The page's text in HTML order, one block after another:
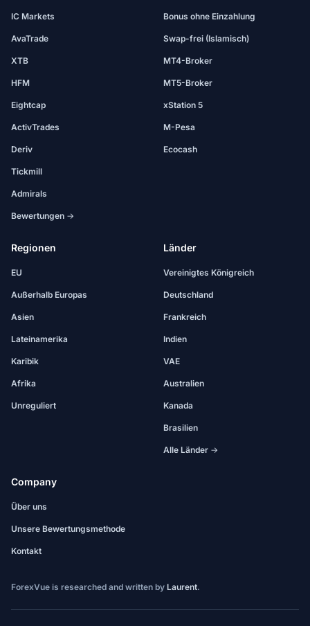
IC Markets
AvaTrade
XTB
HFM
Eightcap
ActivTrades
Deriv
Tickmill
Admirals
Bewertungen →
Bonus ohne Einzahlung
Swap-frei (Islamisch)
MT4-Broker
MT5-Broker
xStation 5
M-Pesa
Ecocash
Regionen
EU
Außerhalb Europas
Asien
Lateinamerika
Karibik
Afrika
Unreguliert
Länder
Vereinigtes Königreich
Deutschland
Frankreich
Indien
VAE
Australien
Kanada
Brasilien
Alle Länder →
Company
Über uns
Unsere Bewertungsmethode
Kontakt
ForexVue is researched and written by Laurent.